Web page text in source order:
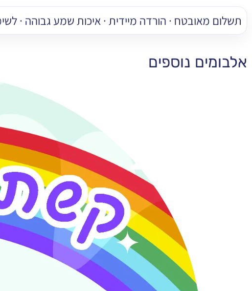
תשלום מאובטח · הורדה מיידית · איכות שמע גבוהה ·
אלבומים נוספים